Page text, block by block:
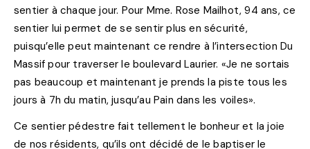
sentier à chaque jour. Pour Mme. Rose Mailhot, 94 ans, ce
sentier lui permet de se sentir plus en sécurité,
puisqu’elle peut maintenant ce rendre à l’intersection Du
Massif pour traverser le boulevard Laurier. «Je ne sortais
pas beaucoup et maintenant je prends la piste tous les
jours à 7h du matin, jusqu’au Pain dans les voiles».
Ce sentier pédestre fait tellement le bonheur et la joie
de nos résidents, qu’ils ont décidé de le baptiser le